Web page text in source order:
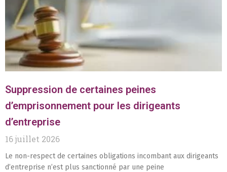
Suppression de certaines peines
d’emprisonnement pour les dirigeants
d’entreprise
16 juillet 2026
Le non-respect de certaines obligations incombant aux dirigeants
d’entreprise n’est plus sanctionné par une peine